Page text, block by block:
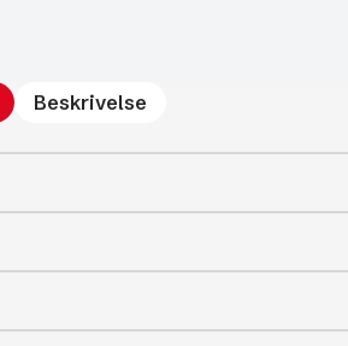
Beskrivelse